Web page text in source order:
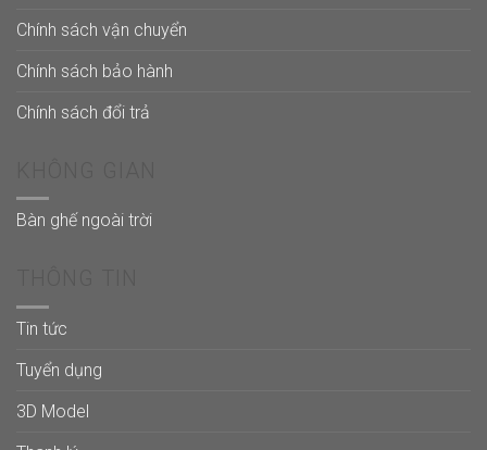
Chính sách vận chuyển
Chính sách bảo hành
Chính sách đổi trả
Bàn ghế ngoài trời
Tin tức
Tuyển dụng
3D Model